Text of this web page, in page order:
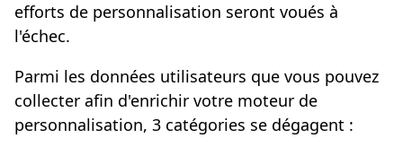
efforts de personnalisation seront voués à
l'échec.
Parmi les données utilisateurs que vous pouvez
collecter afin d'enrichir votre moteur de
personnalisation, 3 catégories se dégagent :